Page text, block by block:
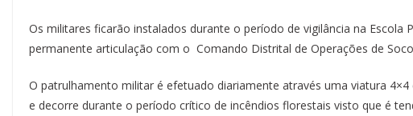
Os militares ficarão instalados durante o período de vigilância na
permanente articulação com o Comando Distrital de Operações de
O patrulhamento militar é efetuado diariamente através uma viatura
e decorre durante o período crítico de incêndios florestais visto que é